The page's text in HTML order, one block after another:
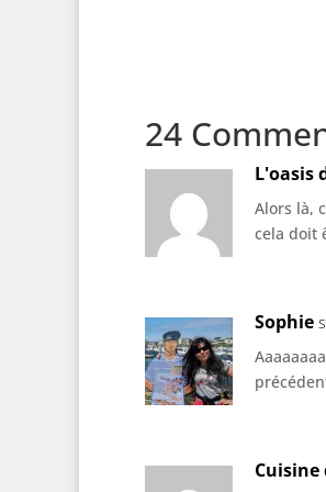
24
L'oasis
Alors là,
cela doit
Sophie